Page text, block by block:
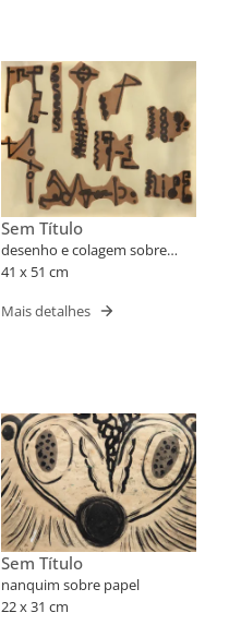
Sem Título
desenho e colagem sobre
papel
41 x 51 cm
Mais detalhes
Sem Título
nanquim sobre papel
22 x 31 cm